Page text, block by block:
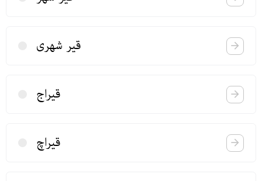
قیر شهری
قیراج
قیراچ